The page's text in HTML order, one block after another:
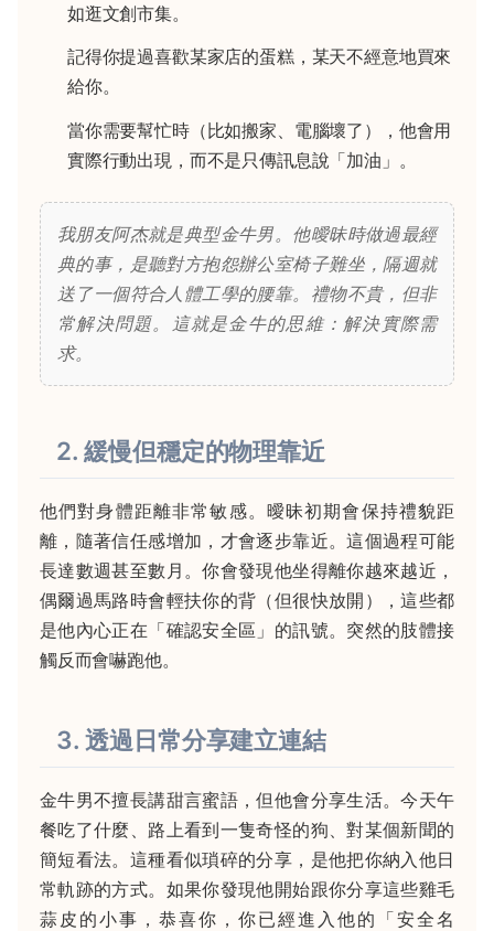
如逛文創市集。
記得你提過喜歡某家店的蛋糕，某天不經意地買來
給你。
當你需要幫忙時（比如搬家、電腦壞了），他會用
實際行動出現，而不是只傳訊息說「加油」。
我朋友阿杰就是典型金牛男。他曖昧時做過最經
典的事，是聽對方抱怨辦公室椅子難坐，隔週就
送了一個符合人體工學的腰靠。禮物不貴，但非
常解決問題。這就是金牛的思維：解決實際需
求。
2. 緩慢但穩定的物理靠近
他們對身體距離非常敏感。曖昧初期會保持禮貌距
離，隨著信任感增加，才會逐步靠近。這個過程可能
長達數週甚至數月。你會發現他坐得離你越來越近，
偶爾過馬路時會輕扶你的背（但很快放開），這些都
是他內心正在「確認安全區」的訊號。突然的肢體接
觸反而會嚇跑他。
3. 透過日常分享建立連結
金牛男不擅長講甜言蜜語，但他會分享生活。今天午
餐吃了什麼、路上看到一隻奇怪的狗、對某個新聞的
簡短看法。這種看似瑣碎的分享，是他把你納入他日
常軌跡的方式。如果你發現他開始跟你分享這些雞毛
蒜皮的小事，恭喜你，你已經進入他的「安全名